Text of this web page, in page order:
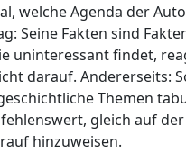
welche Agenda der
Seine Fakten sind
uninteressant findet,
darauf. Andererseits:
Themen
gleich auf der
hinzuweisen.